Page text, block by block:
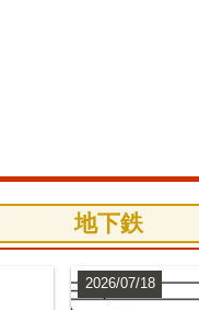
地下鉄
2026/07/18